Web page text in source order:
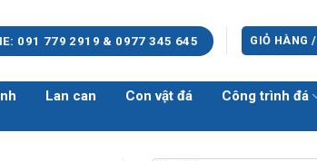
091 779 2919 & 0977 345 645 GIỎ HÀNG /
Lan can Con vật đá
Công trình đá